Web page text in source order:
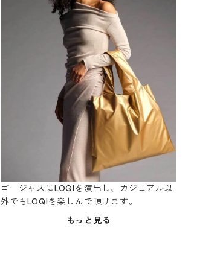
ゴージャスにLOQIを演出し、カジュアル以
外でもLOQIを楽しんで頂けます。
もっと見る